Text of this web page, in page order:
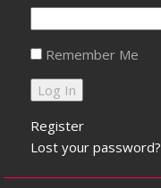
Remember Me
Register
Lost your password?